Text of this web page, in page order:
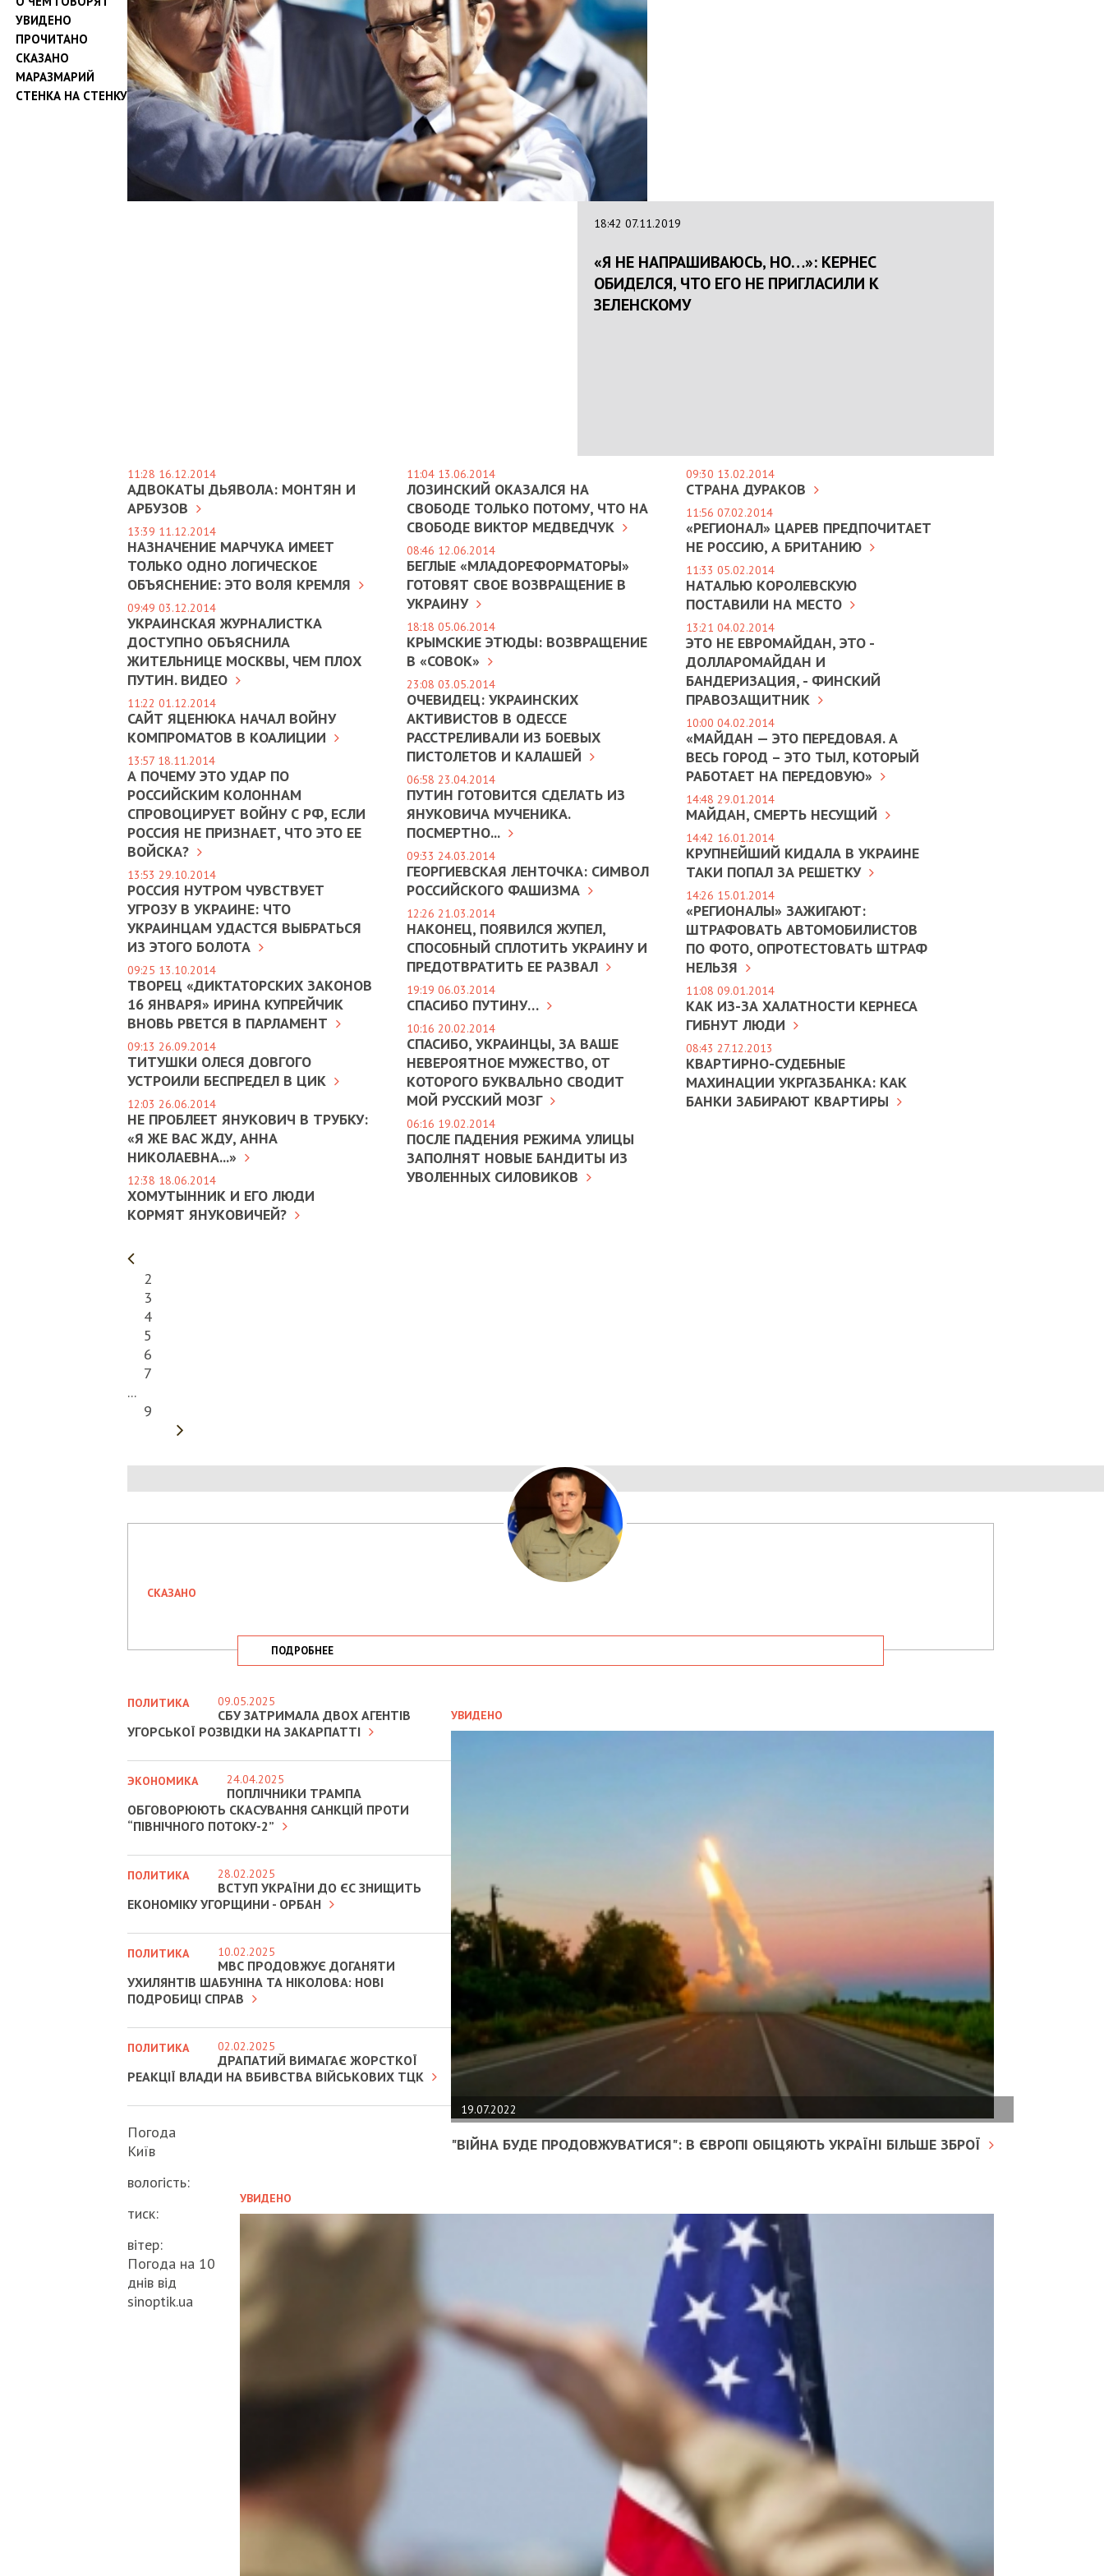
УВИДЕНО
ПРОЧИТАНО
СКАЗАНО
МАРАЗМАРИЙ
СТЕНКА НА СТЕНКУ
18:42 07.11.2019
«Я НЕ НАПРАШИВАЮСЬ, НО…»: КЕРНЕС
ОБИДЕЛСЯ, ЧТО ЕГО НЕ ПРИГЛАСИЛИ К
ЗЕЛЕНСКОМУ
11:28 16.12.2014
АДВОКАТЫ ДЬЯВОЛА: МОНТЯН И
АРБУЗОВ
13:39 11.12.2014
НАЗНАЧЕНИЕ МАРЧУКА ИМЕЕТ
ТОЛЬКО ОДНО ЛОГИЧЕСКОЕ
ОБЪЯСНЕНИЕ: ЭТО ВОЛЯ КРЕМЛЯ
09:49 03.12.2014
УКРАИНСКАЯ ЖУРНАЛИСТКА
ДОСТУПНО ОБЪЯСНИЛА
ЖИТЕЛЬНИЦЕ МОСКВЫ, ЧЕМ ПЛОХ
ПУТИН. ВИДЕО
11:22 01.12.2014
САЙТ ЯЦЕНЮКА НАЧАЛ ВОЙНУ
КОМПРОМАТОВ В КОАЛИЦИИ
13:57 18.11.2014
А ПОЧЕМУ ЭТО УДАР ПО
РОССИЙСКИМ КОЛОННАМ
СПРОВОЦИРУЕТ ВОЙНУ С РФ, ЕСЛИ
РОССИЯ НЕ ПРИЗНАЕТ, ЧТО ЭТО ЕЕ
ВОЙСКА?
13:53 29.10.2014
РОССИЯ НУТРОМ ЧУВСТВУЕТ
УГРОЗУ В УКРАИНЕ: ЧТО
УКРАИНЦАМ УДАСТСЯ ВЫБРАТЬСЯ
ИЗ ЭТОГО БОЛОТА
09:25 13.10.2014
ТВОРЕЦ «ДИКТАТОРСКИХ ЗАКОНОВ
16 ЯНВАРЯ» ИРИНА КУПРЕЙЧИК
ВНОВЬ РВЕТСЯ В ПАРЛАМЕНТ
09:13 26.09.2014
ТИТУШКИ ОЛЕСЯ ДОВГОГО
УСТРОИЛИ БЕСПРЕДЕЛ В ЦИК
12:03 26.06.2014
НЕ ПРОБЛЕЕТ ЯНУКОВИЧ В ТРУБКУ:
«Я ЖЕ ВАС ЖДУ, АННА
НИКОЛАЕВНА...»
12:38 18.06.2014
ХОМУТЫННИК И ЕГО ЛЮДИ
КОРМЯТ ЯНУКОВИЧЕЙ?
11:04 13.06.2014
ЛОЗИНСКИЙ ОКАЗАЛСЯ НА
СВОБОДЕ ТОЛЬКО ПОТОМУ, ЧТО НА
СВОБОДЕ ВИКТОР МЕДВЕДЧУК
08:46 12.06.2014
БЕГЛЫЕ «МЛАДОРЕФОРМАТОРЫ»
ГОТОВЯТ СВОЕ ВОЗВРАЩЕНИЕ В
УКРАИНУ
18:18 05.06.2014
КРЫМСКИЕ ЭТЮДЫ: ВОЗВРАЩЕНИЕ
В «СОВОК»
23:08 03.05.2014
ОЧЕВИДЕЦ: УКРАИНСКИХ
АКТИВИСТОВ В ОДЕССЕ
РАССТРЕЛИВАЛИ ИЗ БОЕВЫХ
ПИСТОЛЕТОВ И КАЛАШЕЙ
06:58 23.04.2014
ПУТИН ГОТОВИТСЯ СДЕЛАТЬ ИЗ
ЯНУКОВИЧА МУЧЕНИКА.
ПОСМЕРТНО...
09:33 24.03.2014
ГЕОРГИЕВСКАЯ ЛЕНТОЧКА: СИМВОЛ
РОССИЙСКОГО ФАШИЗМА
12:26 21.03.2014
НАКОНЕЦ, ПОЯВИЛСЯ ЖУПЕЛ,
СПОСОБНЫЙ СПЛОТИТЬ УКРАИНУ И
ПРЕДОТВРАТИТЬ ЕЕ РАЗВАЛ
19:19 06.03.2014
СПАСИБО ПУТИНУ…
10:16 20.02.2014
СПАСИБО, УКРАИНЦЫ, ЗА ВАШЕ
НЕВЕРОЯТНОЕ МУЖЕСТВО, ОТ
КОТОРОГО БУКВАЛЬНО СВОДИТ
МОЙ РУССКИЙ МОЗГ
06:16 19.02.2014
ПОСЛЕ ПАДЕНИЯ РЕЖИМА УЛИЦЫ
ЗАПОЛНЯТ НОВЫЕ БАНДИТЫ ИЗ
УВОЛЕННЫХ СИЛОВИКОВ
09:30 13.02.2014
СТРАНА ДУРАКОВ
11:56 07.02.2014
«РЕГИОНАЛ» ЦАРЕВ ПРЕДПОЧИТАЕТ
НЕ РОССИЮ, А БРИТАНИЮ
11:33 05.02.2014
НАТАЛЬЮ КОРОЛЕВСКУЮ
ПОСТАВИЛИ НА МЕСТО
13:21 04.02.2014
ЭТО НЕ ЕВРОМАЙДАН, ЭТО -
ДОЛЛАРОМАЙДАН И
БАНДЕРИЗАЦИЯ, - ФИНСКИЙ
ПРАВОЗАЩИТНИК
10:00 04.02.2014
«МАЙДАН — ЭТО ПЕРЕДОВАЯ. А
ВЕСЬ ГОРОД – ЭТО ТЫЛ, КОТОРЫЙ
РАБОТАЕТ НА ПЕРЕДОВУЮ»
14:48 29.01.2014
МАЙДАН, СМЕРТЬ НЕСУЩИЙ
14:42 16.01.2014
КРУПНЕЙШИЙ КИДАЛА В УКРАИНЕ
ТАКИ ПОПАЛ ЗА РЕШЕТКУ
14:26 15.01.2014
«РЕГИОНАЛЫ» ЗАЖИГАЮТ:
ШТРАФОВАТЬ АВТОМОБИЛИСТОВ
ПО ФОТО, ОПРОТЕСТОВАТЬ ШТРАФ
НЕЛЬЗЯ
11:08 09.01.2014
КАК ИЗ-ЗА ХАЛАТНОСТИ КЕРНЕСА
ГИБНУТ ЛЮДИ
08:43 27.12.2013
КВАРТИРНО-СУДЕБНЫЕ
МАХИНАЦИИ УКРГАЗБАНКА: КАК
БАНКИ ЗАБИРАЮТ КВАРТИРЫ
2
3
4
5
6
7
...
9
СКАЗАНО
ПОДРОБНЕЕ
УВИДЕНО
19.07.2022
"ВІЙНА БУДЕ ПРОДОВЖУВАТИСЯ": В ЄВРОПІ ОБІЦЯЮТЬ УКРАЇНІ БІЛЬШЕ ЗБРОЇ
УВИДЕНО
ПОЛИТИКА 09.05.2025
СБУ ЗАТРИМАЛА ДВОХ АГЕНТІВ
УГОРСЬКОЇ РОЗВІДКИ НА ЗАКАРПАТТІ
ЭКОНОМИКА 24.04.2025
ПОПЛІЧНИКИ ТРАМПА
ОБГОВОРЮЮТЬ СКАСУВАННЯ САНКЦІЙ ПРОТИ
“ПІВНІЧНОГО ПОТОКУ-2”
ПОЛИТИКА 28.02.2025
ВСТУП УКРАЇНИ ДО ЄС ЗНИЩИТЬ
ЕКОНОМІКУ УГОРЩИНИ - ОРБАН
ПОЛИТИКА 10.02.2025
МВС ПРОДОВЖУЄ ДОГАНЯТИ
УХИЛЯНТІВ ШАБУНІНА ТА НІКОЛОВА: НОВІ
ПОДРОБИЦІ СПРАВ
ПОЛИТИКА 02.02.2025
ДРАПАТИЙ ВИМАГАЄ ЖОРСТКОЇ
РЕАКЦІЇ ВЛАДИ НА ВБИВСТВА ВІЙСЬКОВИХ ТЦК
Погода
Київ
вологість:
тиск:
вітер:
Погода на 10
днів від
sinoptik.ua